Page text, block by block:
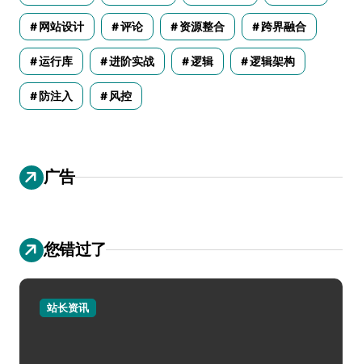
网站设计 评论 资源整合 跨界融合
运行库 进阶实战 逻辑 逻辑架构
防注入 风控
广告
您错过了
站长资讯